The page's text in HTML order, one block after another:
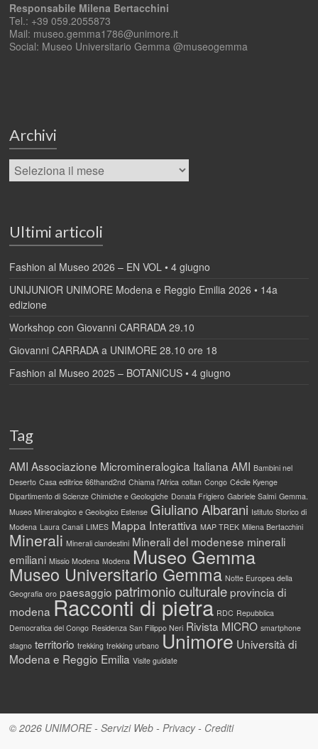
Responsabile Milena Bertacchini
Tel.: +39 059.2055873
Mail: museo.gemma1786@unimore.it
Social: Museo Universitario Gemma @museogemma
Archivi
Ultimi articoli
Fashion al Museo 2026 – EN VOL • 4 giugno
UNIJUNIOR UNIMORE Modena e Reggio Emilia 2026 • 14a
edizione
Workshop con Giovanni CARRADA 29.10
Giovanni CARRADA a UNIMORE 28.10 ore 18
Fashion al Museo 2025 – BOTANICUS • 4 giugno
Tag
AMI Associazione Micromineralogica Italiana AMI Bambini nel
Deserto Casa editrice 66thand2nd Chiama l'Africa coltan Congo Cécile Kyenge
Dipartimento di Scienze Chimiche e Geologiche Donata Frigiero Gabriele Salmi Gemma.
Museo Mineralogico e Geologico Estense Giuliano Albarani Istituto Storico di
Modena Laura Canali LIMES Mappa Interattiva MAP TREK Milena Bertacchini
Minerali Minerali clandestini Minerali del modenese minerali
emiliani Missio Modena Modena Museo Gemma
Museo Universitario Gemma Notte Europea della
Geografia oro paesaggio patrimonio culturale provincia di
modena Racconti di pietra RDC Repubblica
Democratica del Congo Residenza San Filippo Neri Rivista MICRO smartphone
stagno territorio trekking trekking urbano Unimore Università di
Modena e Reggio Emilia Visite guidate
© 2026 UNIMORE-Servizi Web -Privacy- Crediti